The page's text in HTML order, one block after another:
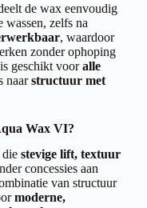
de wax eenvoudig
wassen, zelfs na
, waardoor
zonder ophoping
geschikt vooralle
naarstructuur met
Wax VI?
die stevige lift, textuur
concessies aan
van structuur
moderne,